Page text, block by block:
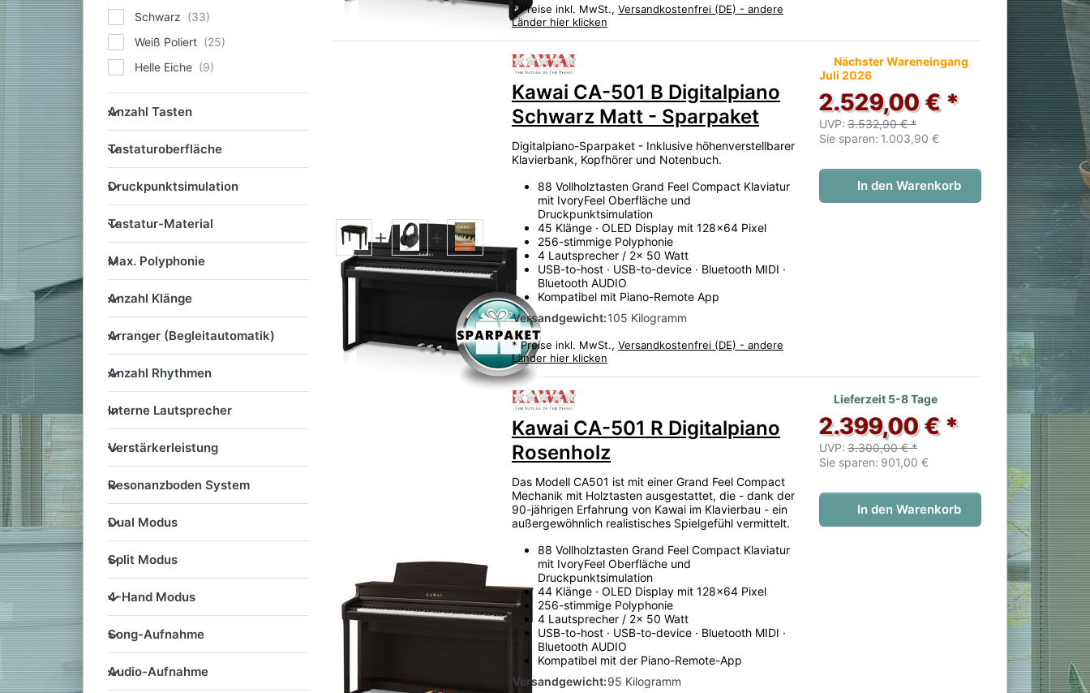
Schwarz
Weiß Poliert
Helle Eiche
Weiß Birke (White Birch)
Harmonious Mustard
Rot
Sheer White
Smoked Oak
Celadon Green
Esche Weiß
Pure Oak
Walnut
Anzahl Tasten
Anzahl Tasten
Tastaturoberfläche
Tastaturoberfläche
Druckpunktsimulation
Druckpunktsimulation
Tastatur-Material
Tastatur-Material
Max. Polyphonie
Max. Polyphonie
Anzahl Klänge
Anzahl Klänge
Arranger (Begleitautomatik)
Arranger (Begleitautomatik)
Anzahl Rhythmen
Anzahl Rhythmen
Interne Lautsprecher
Interne Lautsprecher
Verstärkerleistung
Verstärkerleistung
Resonanzboden System
Resonanzboden System
Dual Modus
Dual Modus
Split Modus
Split Modus
4-Hand Modus
4-Hand Modus
Song-Aufnahme
Song-Aufnahme
Audio-Aufnahme
Audio-Aufnahme
* Preise inkl. MwSt., Versandkostenfrei (DE) - andere
Länder hier klicken
Zu diesem Produkt liegen noch keine Bewertungen vor.
Kawai CA-501 B Digitalpiano
Schwarz Matt - Sparpaket
Digitalpiano-Sparpaket - Inklusive höhenverstellbarer
Klavierbank, Kopfhörer und Notenbuch.
88 Vollholztasten Grand Feel Compact Klaviatur
mit IvoryFeel Oberfläche und
Druckpunktsimulation
45 Klänge · OLED Display mit 128x64 Pixel
256-stimmige Polyphonie
4 Lautsprecher / 2x 50 Watt
USB-to-host · USB-to-device · Bluetooth MIDI ·
Bluetooth AUDIO
Kompatibel mit Piano-Remote App
Versandgewicht:105 Kilogramm
* Preise inkl. MwSt., Versandkostenfrei (DE) - andere
Länder hier klicken
Nächster Wareneingang
Juli 2026
2.529,00 € *
UVP: 3.532,90 € *
Sie sparen: 1.003,90 €
In den Warenkorb
Zu diesem Produkt liegen noch keine Bewertungen vor.
Kawai CA-501 R Digitalpiano
Rosenholz
Das Modell CA501 ist mit einer Grand Feel Compact
Mechanik mit Holztasten ausgestattet, die - dank der
90-jährigen Erfahrung von Kawai im Klavierbau - ein
außergewöhnlich realistisches Spielgefühl vermittelt.
88 Vollholztasten Grand Feel Compact Klaviatur
mit IvoryFeel Oberfläche und
Druckpunktsimulation
44 Klänge · OLED Display mit 128x64 Pixel
256-stimmige Polyphonie
4 Lautsprecher / 2x 50 Watt
USB-to-host · USB-to-device · Bluetooth MIDI ·
Bluetooth AUDIO
Kompatibel mit der Piano-Remote-App
Versandgewicht:95 Kilogramm
Lieferzeit 5-8 Tage
2.399,00 € *
UVP: 3.300,00 € *
Sie sparen: 901,00 €
In den Warenkorb